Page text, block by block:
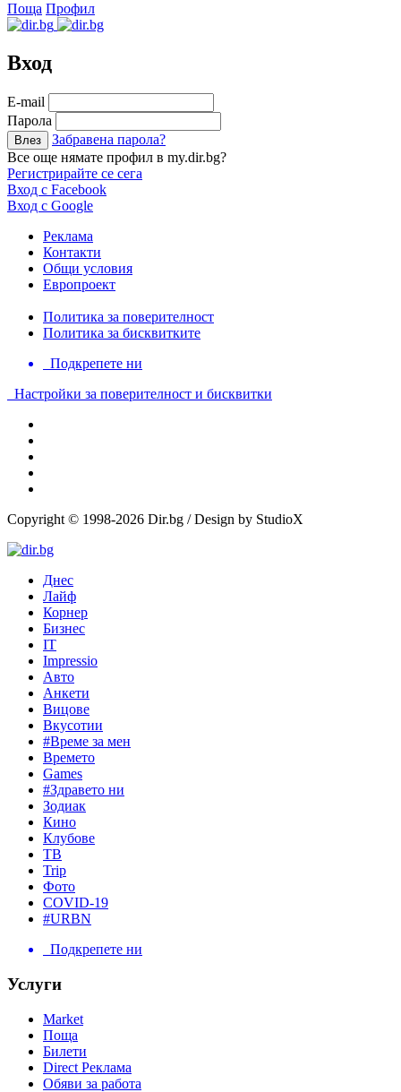
Поща Профил
Вход
Е-mail
Парола
Забравена парола?
Все още нямате профил в my.dir.bg?
Регистрирайте се сега
Вход с Facebook
Вход с Google
Реклама
Контакти
Общи условия
Европроект
Политика за поверителност
Политика за бисквитките
Подкрепете ни
Настройки за поверителност и бисквитки
Copyright © 1998-2026 Dir.bg / Design by StudioX
Днес
Лайф
Корнер
Бизнес
IT
Impressio
Авто
Анкети
Вицове
Вкусотии
#Време за мен
Времето
Games
#Здравето ни
Зодиак
Кино
Клубове
ТВ
Trip
Фото
COVID-19
#URBN
Подкрепете ни
Услуги
Market
Поща
Билети
Direct Реклама
Обяви за работа